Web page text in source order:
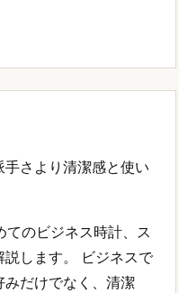
さより清潔感と使い
てのビジネス時計、ス
します。 ビジネスで
みだけでなく、清潔